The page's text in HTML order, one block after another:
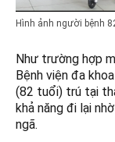
Hình ảnh người bệnh
Như trường hợp
Bệnh viện đa
(82 tuổi) trú tại
khả năng đi lại
ngã.